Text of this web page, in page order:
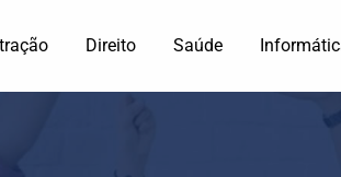
Direito Saúde